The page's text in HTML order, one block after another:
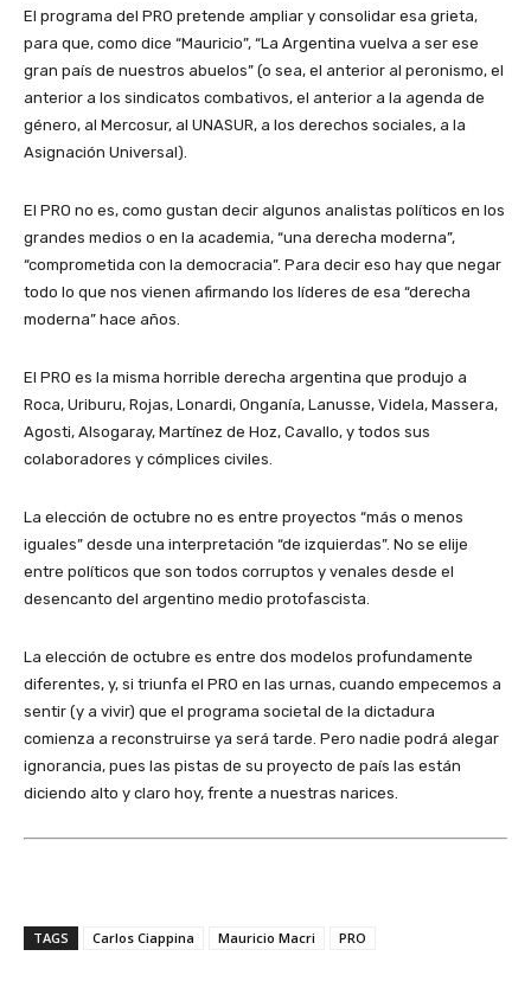
El programa del PRO pretende ampliar y consolidar esa grieta,
para que, como dice “Mauricio”, “La Argentina vuelva a ser ese
gran país de nuestros abuelos” (o sea, el anterior al peronismo, el
anterior a los sindicatos combativos, el anterior a la agenda de
género, al Mercosur, al UNASUR, a los derechos sociales, a la
Asignación Universal).
El PRO no es, como gustan decir algunos analistas políticos en los
grandes medios o en la academia, “una derecha moderna”,
“comprometida con la democracia”. Para decir eso hay que negar
todo lo que nos vienen afirmando los líderes de esa “derecha
moderna” hace años.
El PRO es la misma horrible derecha argentina que produjo a
Roca, Uriburu, Rojas, Lonardi, Onganía, Lanusse, Videla, Massera,
Agosti, Alsogaray, Martínez de Hoz, Cavallo, y todos sus
colaboradores y cómplices civiles.
La elección de octubre no es entre proyectos “más o menos
iguales” desde una interpretación “de izquierdas”. No se elije
entre políticos que son todos corruptos y venales desde el
desencanto del argentino medio protofascista.
La elección de octubre es entre dos modelos profundamente
diferentes, y, si triunfa el PRO en las urnas, cuando empecemos a
sentir (y a vivir) que el programa societal de la dictadura
comienza a reconstruirse ya será tarde. Pero nadie podrá alegar
ignorancia, pues las pistas de su proyecto de país las están
diciendo alto y claro hoy, frente a nuestras narices.
TAGS Carlos Ciappina Mauricio Macri PRO